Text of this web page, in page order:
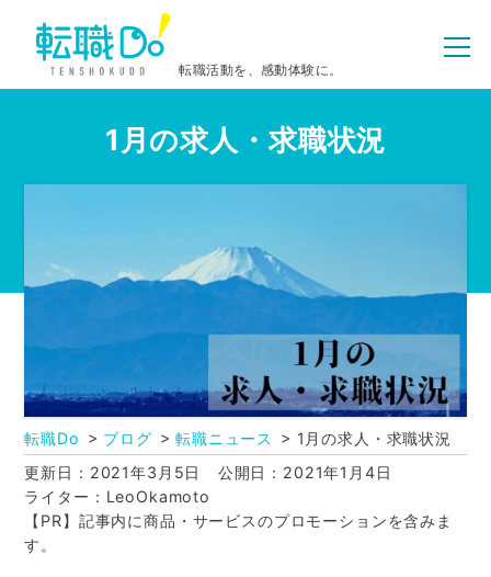
転職活動を、感動体験に。
1月の求人・求職状況
転職Do ブログ 転職ニュース
1月の求人・求職状況
更新日：2021年3月5日
公開日：2021年1月4日
ライター：LeoOkamoto
【PR】記事内に商品・サービスのプロモーションを含みま
す。